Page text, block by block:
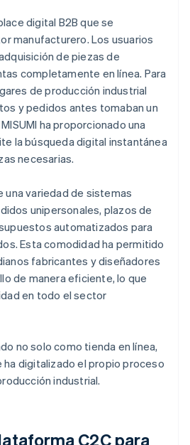
digital B2B que se
manufacturero. Los usuarios
de piezas de
completamente en línea. Para
de producción industrial
y pedidos antes tomaban un
ha proporcionado una
la búsqueda digital instantánea
necesarias.
una variedad de sistemas
unipersonales, plazos de
automatizados para
Esta comodidad ha permitido
fabricantes y diseñadores
de manera eficiente, lo que
en todo el sector
no solo como tienda en línea,
digitalizado el propio proceso
industrial.
C2C para